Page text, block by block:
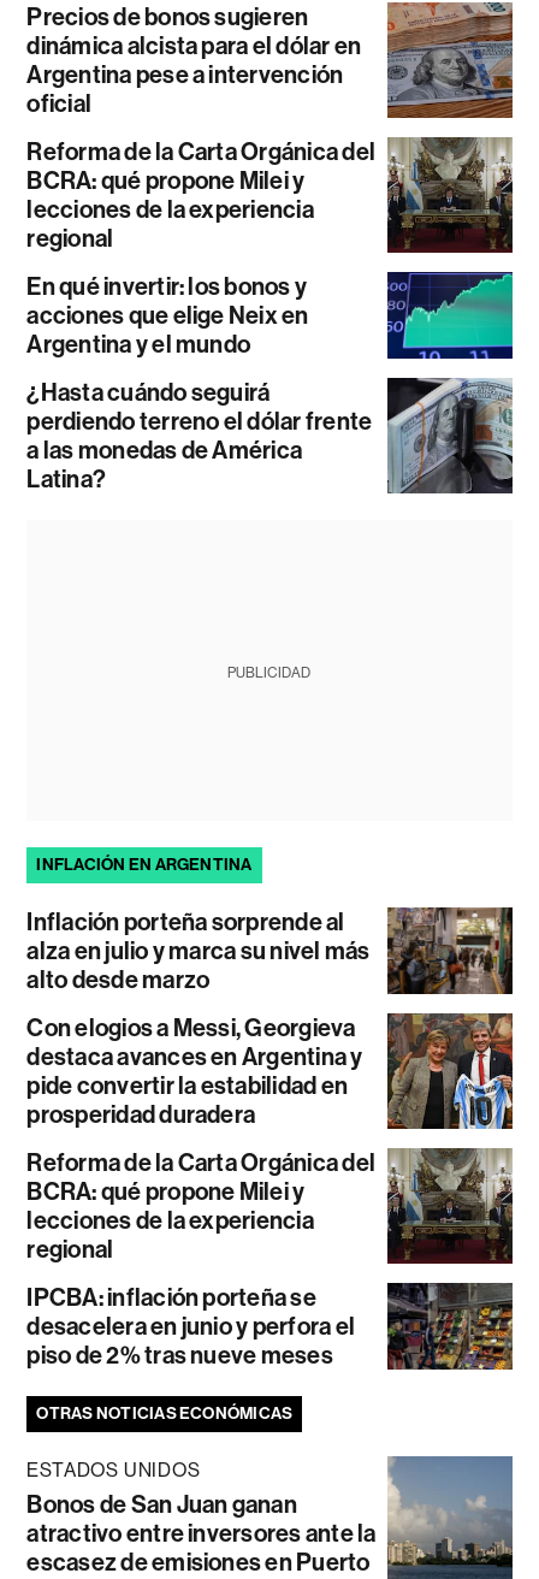
Precios de bonos sugieren
dinámica alcista para el dólar en
Argentina pese a intervención
oficial
Reforma de la Carta Orgánica del
BCRA: qué propone Milei y
lecciones de la experiencia
regional
En qué invertir: los bonos y
acciones que elige Neix en
Argentina y el mundo
¿Hasta cuándo seguirá
perdiendo terreno el dólar frente
a las monedas de América
Latina?
PUBLICIDAD
INFLACIÓN EN ARGENTINA
Inflación porteña sorprende al
alza en julio y marca su nivel más
alto desde marzo
Con elogios a Messi, Georgieva
destaca avances en Argentina y
pide convertir la estabilidad en
prosperidad duradera
Reforma de la Carta Orgánica del
BCRA: qué propone Milei y
lecciones de la experiencia
regional
IPCBA: inflación porteña se
desacelera en junio y perfora el
piso de 2% tras nueve meses
OTRAS NOTICIAS ECONÓMICAS
ESTADOS UNIDOS
Bonos de San Juan ganan
atractivo entre inversores ante la
escasez de emisiones en Puerto